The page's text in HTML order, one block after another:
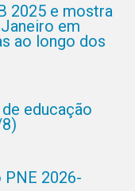
2025 e mostra
em
ao longo dos
educação
2026-